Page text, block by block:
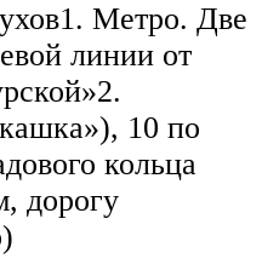
Метро. Две
линии от
10 по
кольца
дорогу